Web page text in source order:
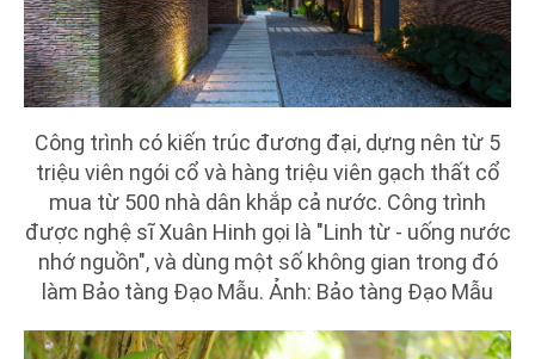
Công trình có kiến trúc đương đại, dựng nên từ 5
triệu viên ngói cổ và hàng triệu viên gạch thất cổ
mua từ 500 nhà dân khắp cả nước. Công trình
được nghệ sĩ Xuân Hinh gọi là "Linh từ - uống nước
nhớ nguồn", và dùng một số không gian trong đó
làm Bảo tàng Đạo Mẫu. Ảnh: Bảo tàng Đạo Mẫu